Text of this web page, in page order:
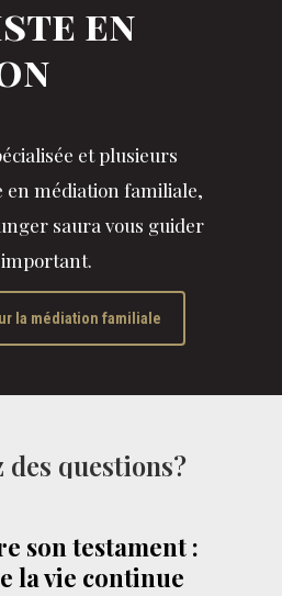
en
et plusieurs
en médiation familiale,
saura vous guider
important.
la médiation familiale
des questions?
son testament :
la vie continue